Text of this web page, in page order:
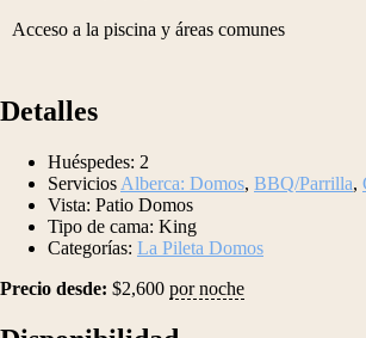
Acceso a la piscina y áreas comunes
Detalles
Huéspedes: 2
Servicios Alberca: Domos, BBQ/Parrilla,
Vista: Patio Domos
Tipo de cama: King
Categorías: La Pileta Domos
Precio desde: $2,600 por noche